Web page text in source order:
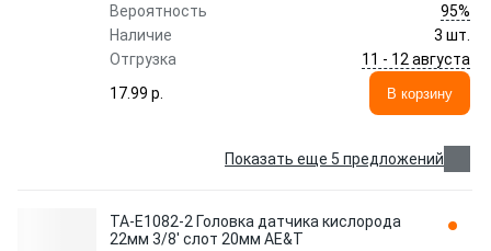
Вероятность
95%
Наличие
3 шт.
Отгрузка
11 - 12 августа
17.99 p.
В корзину
Показать еще 5 предложений
TA-E1082-2 Головка датчика кислорода
22мм 3/8' слот 20мм AE&T